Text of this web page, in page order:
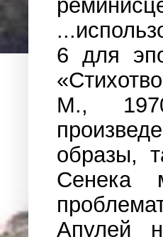
6 для
М.,
образы,
Сенека
Апулей